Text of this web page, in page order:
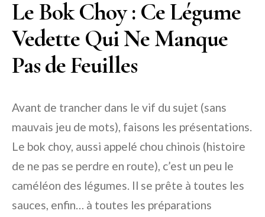
Le Bok Choy : Ce Légume
Vedette Qui Ne Manque
Pas de Feuilles
Avant de trancher dans le vif du sujet (sans
mauvais jeu de mots), faisons les présentations.
Le bok choy, aussi appelé chou chinois (histoire
de ne pas se perdre en route), c’est un peu le
caméléon des légumes. Il se prête à toutes les
sauces, enfin… à toutes les préparations